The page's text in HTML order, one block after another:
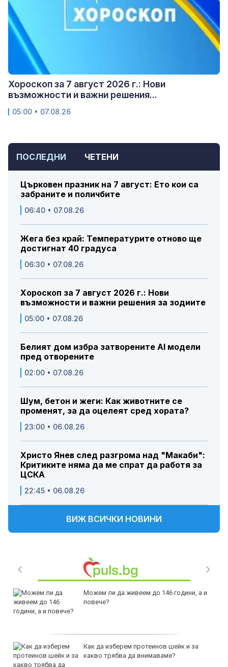
ПОСЛЕДНИ ЧЕТЕНИ
Църковен празник на 7 август: Ето кои са
забраните и поличбите
06:40 • 07.08.26
Жега без край: Температурите отново ще
достигнат 40 градуса
06:30 • 07.08.26
Хороскоп за 7 август 2026 г.: Нови
възможности и важни решения за зодиите
05:00 • 07.08.26
Белият дом избра затворените AI модели
пред отворените
02:00 • 07.08.26
Шум, бетон и жеги: Как животните се
променят, за да оцелеят сред хората?
23:00 • 06.08.26
Христо Янев след разгрома над "Макаби":
Критиките няма да ме спрат да работя за
ЦСКА
22:45 • 06.08.26
ВИЖ ВСИЧКИ НОВИНИ
Можем ли да живеем до 146 години, а и
повече?
Как да изберем протеинов шейк и за
какво трябва да внимаваме?
Хороскоп за 7 август 2026 г.: Нови
възможности и важни решения...
05:00 • 07.08.26